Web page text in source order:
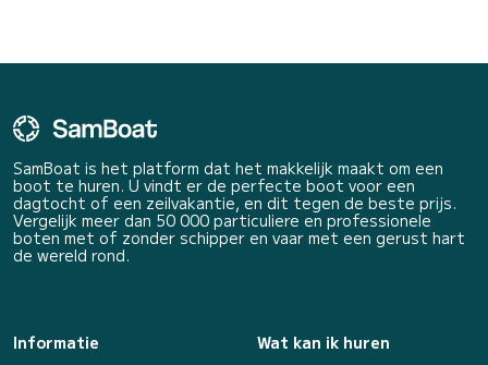
SamBoat is het platform dat het makkelijk maakt om een
boot te huren. U vindt er de perfecte boot voor een
dagtocht of een zeilvakantie, en dit tegen de beste prijs.
Vergelijk meer dan 50 000 particuliere en professionele
boten met of zonder schipper en vaar met een gerust hart
de wereld rond.
Informatie
Wat kan ik huren